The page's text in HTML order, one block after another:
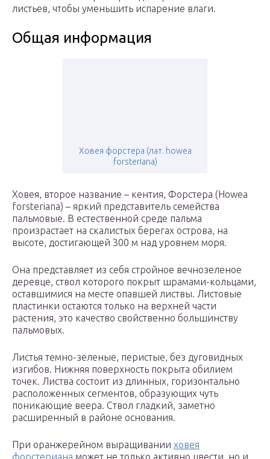
листьев, чтобы уменьшить испарение влаги.
Общая информация
Ховея форстера (лат. howea
forsteriana)
Ховея, второе название – кентия, Форстера (Howea
forsteriana) – яркий представитель семейства
пальмовые. В естественной среде пальма
произрастает на скалистых берегах острова, на
высоте, достигающей 300 м над уровнем моря.
Она представляет из себя стройное вечнозеленое
деревце, ствол которого покрыт шрамами-кольцами,
оставшимися на месте опавшей листвы. Листовые
пластинки остаются только на верхней части
растения, это качество свойственно большинству
пальмовых.
Листья темно-зеленые, перистые, без дуговидных
изгибов. Нижняя поверхность покрыта обилием
точек. Листва состоит из длинных, горизонтально
расположенных сегментов, образующих чуть
поникающие веера. Ствол гладкий, заметно
расширенный в районе основания.
При оранжерейном выращивании ховея
форстериана может не только активно цвести, но и